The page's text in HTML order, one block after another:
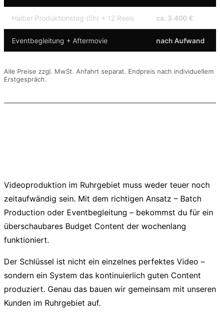
Halber Produktionstag (5h) + 12 Reels ca. 3.400 €
Eventbegleitung + Aftermovie nach Aufwand
Alle Preise zzgl. MwSt. Anfahrt separat. Endpreis nach individuellem
Erstgespräch.
Videoproduktion im Ruhrgebiet muss weder teuer noch
zeitaufwändig sein. Mit dem richtigen Ansatz – Batch
Production oder Eventbegleitung – bekommst du für ein
überschaubares Budget Content der wochenlang
funktioniert.
Der Schlüssel ist nicht ein einzelnes perfektes Video –
sondern ein System das kontinuierlich guten Content
produziert. Genau das bauen wir gemeinsam mit unseren
Kunden im Ruhrgebiet auf.